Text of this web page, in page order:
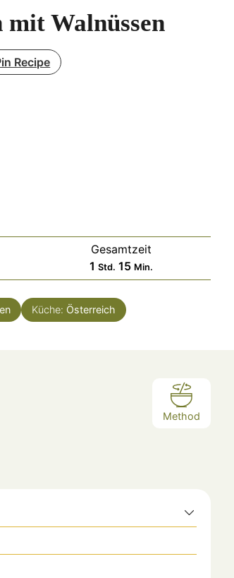
Walnüssen
Recipe
Gesamtzeit
1 Stunde
Std. 15Minuten
Min.
Küche: Österreich
Method